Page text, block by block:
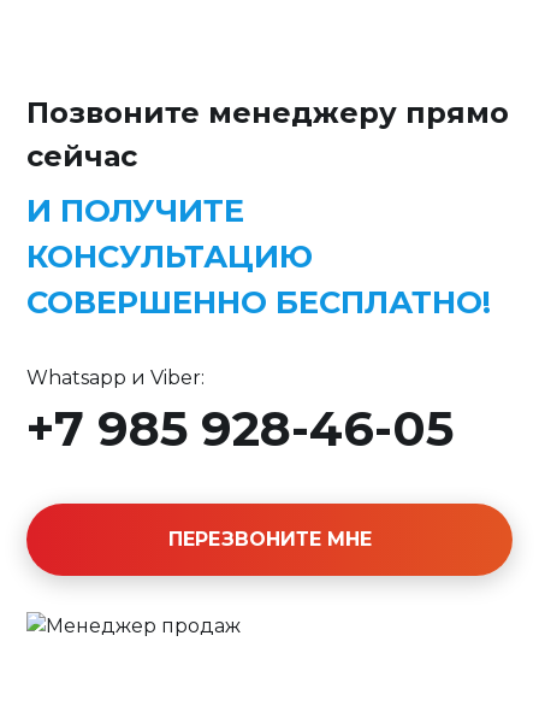
Позвоните менеджеру прямо
сейчас
И ПОЛУЧИТЕ
КОНСУЛЬТАЦИЮ
СОВЕРШЕННО БЕСПЛАТНО!
Whatsapp и Viber:
+7 985 928-46-05
ПЕРЕЗВОНИТЕ МНЕ